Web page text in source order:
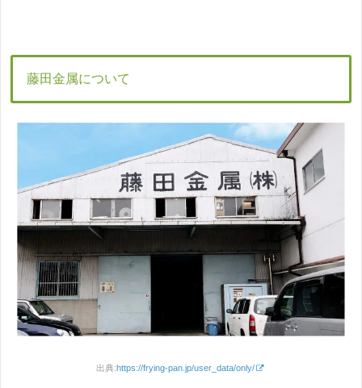
藤田金属について
出典:https://frying-pan.jp/user_data/only/